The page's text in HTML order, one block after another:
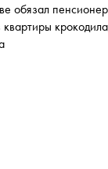
обязал
квартиры